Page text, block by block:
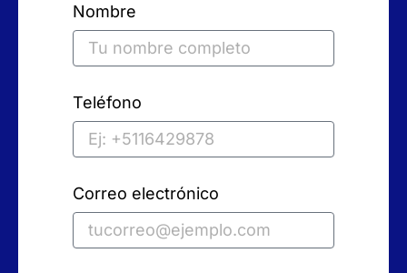
Nombre
Teléfono
Correo electrónico